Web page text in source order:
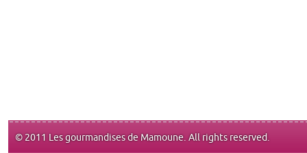
© 2011 Les gourmandises de Mamoune. All rights reserved.